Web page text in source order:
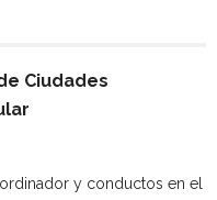
Ciudades
y conductos en el